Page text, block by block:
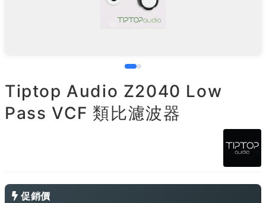
Tiptop Audio Z2040 Low
Pass VCF 類比濾波器
促銷價